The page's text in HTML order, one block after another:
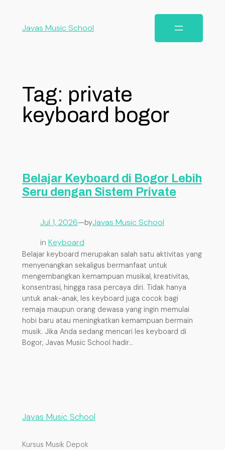
Javas Music School
Tag: private
keyboard bogor
Belajar Keyboard di Bogor Lebih
Seru dengan Sistem Private
Jul 1, 2026—byJavas Music School
in Keyboard
Belajar keyboard merupakan salah satu aktivitas yang
menyenangkan sekaligus bermanfaat untuk
mengembangkan kemampuan musikal, kreativitas,
konsentrasi, hingga rasa percaya diri. Tidak hanya
untuk anak-anak, les keyboard juga cocok bagi
remaja maupun orang dewasa yang ingin memulai
hobi baru atau meningkatkan kemampuan bermain
musik. Jika Anda sedang mencari les keyboard di
Bogor, Javas Music School hadir…
Javas Music School
Kursus Musik Depok